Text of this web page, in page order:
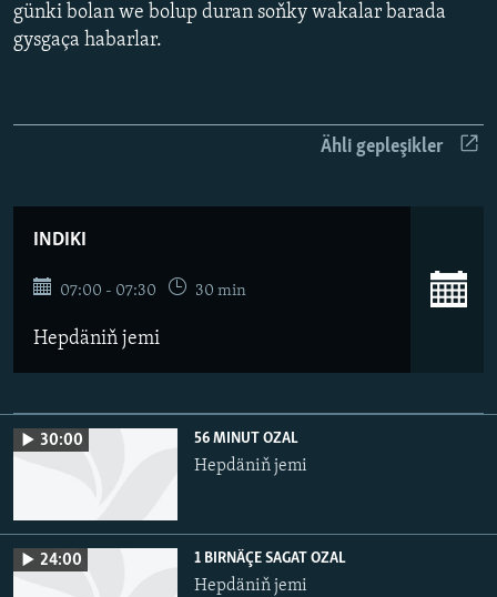
günki bolan we bolup duran soňky wakalar barada
gysgaça habarlar.
Ähli gepleşikler
INDIKI
07:00 - 07:30 30 min
Hepdäniň jemi
30:00 56 MINUT OZAL
Hepdäniň jemi
24:00 1 BIRNÄÇE SAGAT OZAL
Hepdäniň jemi